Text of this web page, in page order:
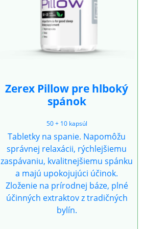
Zerex Pillow pre hlboký
spánok
50 + 10 kapsúl
Tabletky na spanie. Napomôžu
správnej relaxácii, rýchlejšiemu
zaspávaniu, kvalitnejšiemu spánku
a majú upokojujúci účinok.
Zloženie na prírodnej báze, plné
účinných extraktov z tradičných
bylín.